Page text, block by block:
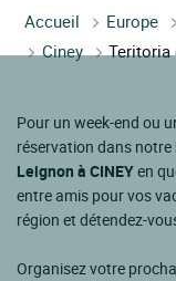
Accueil Europe
Ciney
Teritoria
Pour un week-end ou
réservation dans notre
Leignon à CINEYen
entre amis pour vos
région et détendez-
Organisez votre